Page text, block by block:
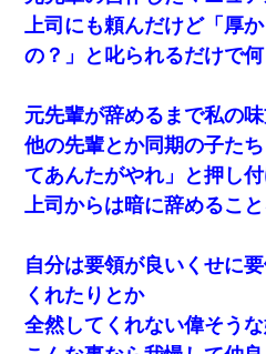
上司にも頼んだけど「厚
の？」と叱られるだけで
元先輩が辞めるまで私の
他の先輩とか同期の子た
てあんたがやれ」と押し
上司からは暗に辞めるこ
自分は要領が良いくせに
くれたりとか
全然してくれない偉そう